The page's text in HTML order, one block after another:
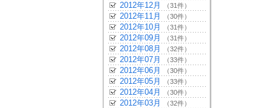
2012年12月 （31件）
2012年11月 （30件）
2012年10月 （31件）
2012年09月 （31件）
2012年08月 （32件）
2012年07月 （33件）
2012年06月 （30件）
2012年05月 （33件）
2012年04月 （30件）
2012年03月 （32件）